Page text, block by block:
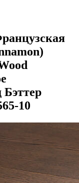
Бэттер
10